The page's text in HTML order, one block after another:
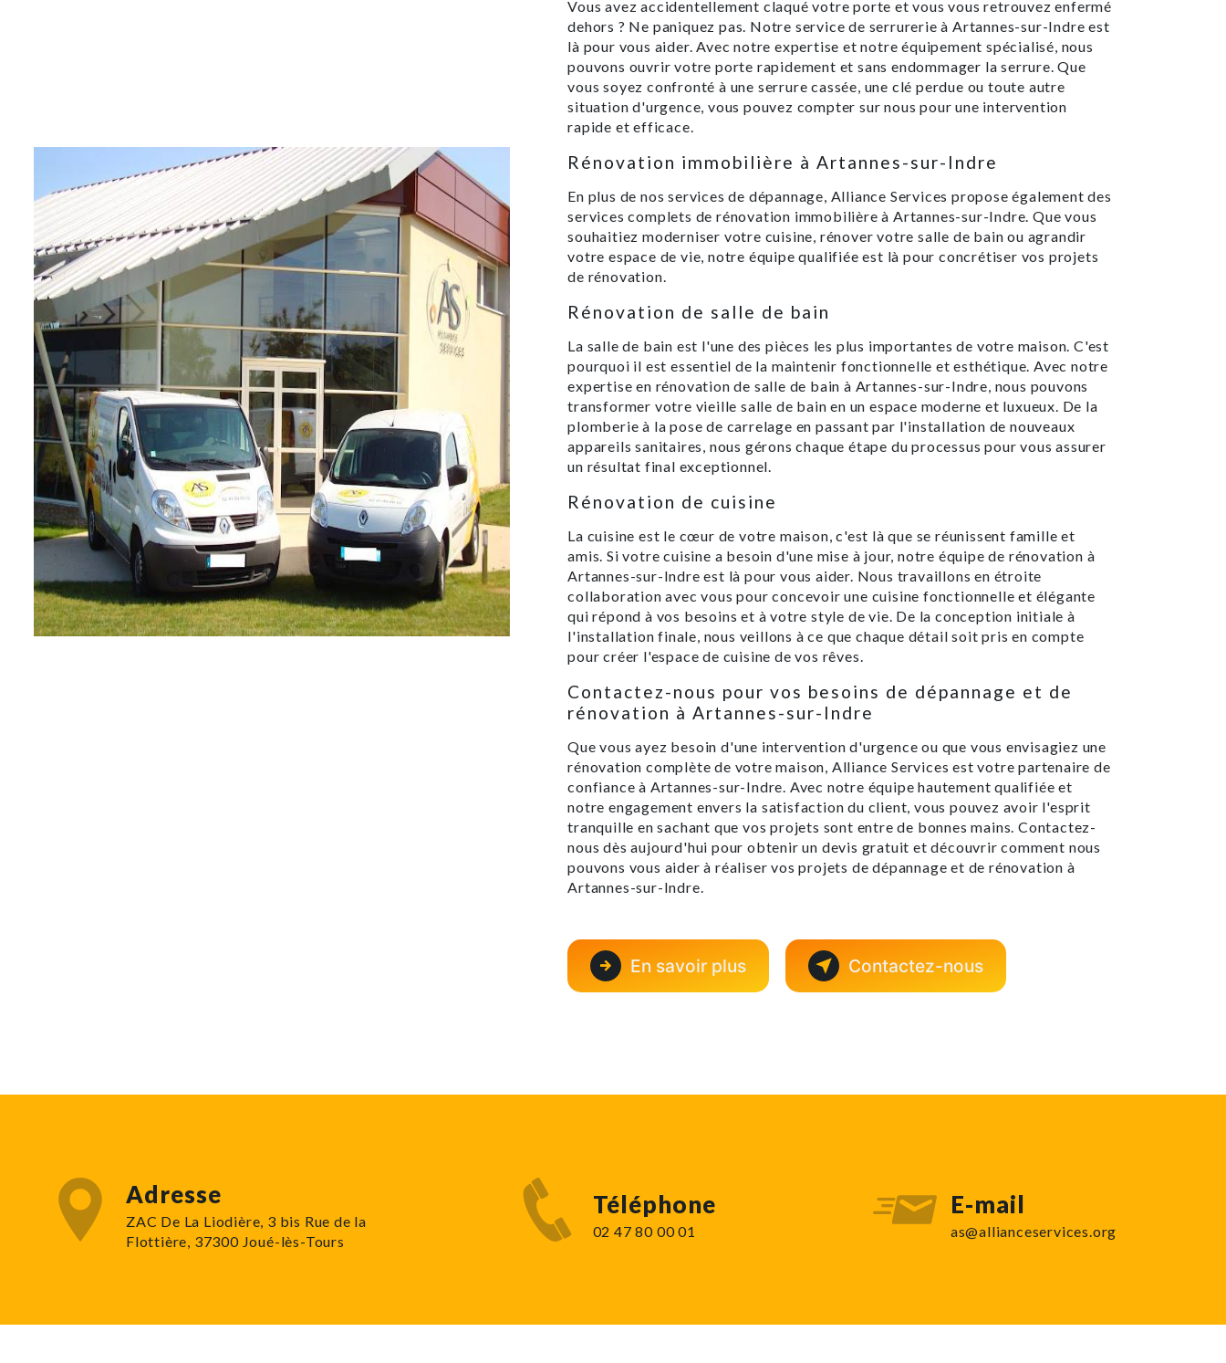
Vous avez accidentellement claqué votre porte et vous vous retrouvez enfermé
dehors ? Ne paniquez pas. Notre service de serrurerie à Artannes-sur-Indre est
là pour vous aider. Avec notre expertise et notre équipement spécialisé, nous
pouvons ouvrir votre porte rapidement et sans endommager la serrure. Que
vous soyez confronté à une serrure cassée, une clé perdue ou toute autre
situation d'urgence, vous pouvez compter sur nous pour une intervention
rapide et efficace.
Rénovation immobilière à Artannes-sur-Indre
En plus de nos services de dépannage, Alliance Services propose également des
services complets de rénovation immobilière à Artannes-sur-Indre. Que vous
souhaitiez moderniser votre cuisine, rénover votre salle de bain ou agrandir
votre espace de vie, notre équipe qualifiée est là pour concrétiser vos projets
de rénovation.
Rénovation de salle de bain
La salle de bain est l'une des pièces les plus importantes de votre maison. C'est
pourquoi il est essentiel de la maintenir fonctionnelle et esthétique. Avec notre
expertise en rénovation de salle de bain à Artannes-sur-Indre, nous pouvons
transformer votre vieille salle de bain en un espace moderne et luxueux. De la
plomberie à la pose de carrelage en passant par l'installation de nouveaux
appareils sanitaires, nous gérons chaque étape du processus pour vous assurer
un résultat final exceptionnel.
Rénovation de cuisine
La cuisine est le cœur de votre maison, c'est là que se réunissent famille et
amis. Si votre cuisine a besoin d'une mise à jour, notre équipe de rénovation à
Artannes-sur-Indre est là pour vous aider. Nous travaillons en étroite
collaboration avec vous pour concevoir une cuisine fonctionnelle et élégante
qui répond à vos besoins et à votre style de vie. De la conception initiale à
l'installation finale, nous veillons à ce que chaque détail soit pris en compte
pour créer l'espace de cuisine de vos rêves.
Contactez-nous pour vos besoins de dépannage et de
rénovation à Artannes-sur-Indre
Que vous ayez besoin d'une intervention d'urgence ou que vous envisagiez une
rénovation complète de votre maison, Alliance Services est votre partenaire de
confiance à Artannes-sur-Indre. Avec notre équipe hautement qualifiée et
notre engagement envers la satisfaction du client, vous pouvez avoir l'esprit
tranquille en sachant que vos projets sont entre de bonnes mains. Contactez-
nous dès aujourd'hui pour obtenir un devis gratuit et découvrir comment nous
pouvons vous aider à réaliser vos projets de dépannage et de rénovation à
Artannes-sur-Indre.
En savoir plus Contactez-nous
Adresse
ZAC De La Liodière, 3 bis Rue de la
Flottière, 37300 Joué-lès-Tours
Téléphone
02 47 80 00 01
E-mail
as@allianceservices.org